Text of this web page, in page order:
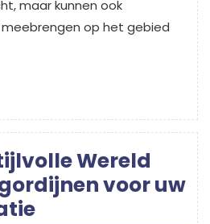
maar kunnen ook
op het gebied
Wereld
voor uw